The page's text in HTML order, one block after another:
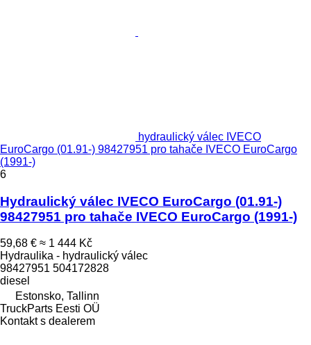
hydraulický válec IVECO
EuroCargo (01.91-) 98427951 pro tahače IVECO EuroCargo
(1991-)
6
Hydraulický válec IVECO EuroCargo (01.91-)
98427951 pro tahače IVECO EuroCargo (1991-)
59,68 € ≈ 1 444 Kč
Hydraulika - hydraulický válec
98427951 504172828
diesel
Estonsko, Tallinn
TruckParts Eesti OÜ
Kontakt s dealerem